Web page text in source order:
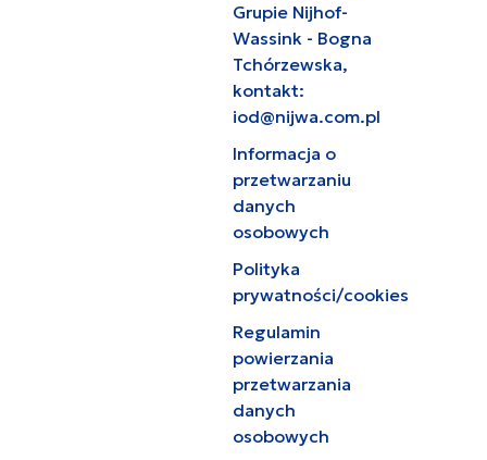
Grupie Nijhof-
Wassink - Bogna
Tchórzewska,
kontakt:
iod@nijwa.com.pl
Informacja o
przetwarzaniu
danych
osobowych
Polityka
prywatności/cookies
Regulamin
powierzania
przetwarzania
danych
osobowych